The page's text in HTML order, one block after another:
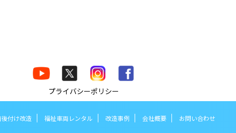
プライバシーポリシー
付け改造 福祉車両レンタル 改造事例 会社概要 お問い合わせ